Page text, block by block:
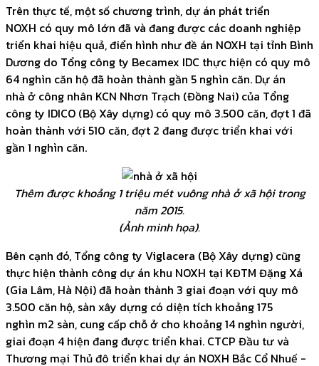
Trên thực tế, một số chương trình, dự án phát triển
NOXH có quy mô lớn đã và đang được các doanh nghiệp
triển khai hiệu quả, điển hình như đề án NOXH tại tỉnh Bình
Dương do Tổng công ty Becamex IDC thực hiện có quy mô
64 nghìn căn hộ đã hoàn thành gần 5 nghìn căn. Dự án
nhà ở công nhân KCN Nhơn Trạch (Đồng Nai) của Tổng
công ty IDICO (Bộ Xây dựng) có quy mô 3.500 căn, đợt 1 đã
hoàn thành với 510 căn, đợt 2 đang được triển khai với
gần 1 nghìn căn.
Thêm được khoảng 1 triệu mét vuông nhà ở xã hội trong
năm 2015.
(Ảnh minh họa).
Bên cạnh đó, Tổng công ty Viglacera (Bộ Xây dựng) cũng
thực hiện thành công dự án khu NOXH tại KĐTM Đặng Xá
(Gia Lâm, Hà Nội) đã hoàn thành 3 giai đoạn với quy mô
3.500 căn hộ, sàn xây dựng có diện tích khoảng 175
nghìn m2 sàn, cung cấp chỗ ở cho khoảng 14 nghìn người,
giai đoạn 4 hiện đang được triển khai. CTCP Đầu tư và
Thương mại Thủ đô triển khai dự án NOXH Bắc Cổ Nhuế -